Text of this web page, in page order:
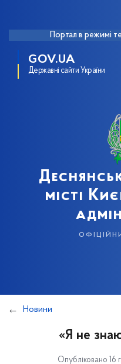
Портал в режимі
GOV.UA
Державні сайти України
місті
Новини
«Я не
Опубліковано 16